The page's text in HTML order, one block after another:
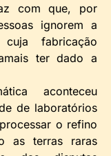
com que, por
ignorem a
fabricação
ter dado a
aconteceu
de laboratórios
o refino
as terras raras